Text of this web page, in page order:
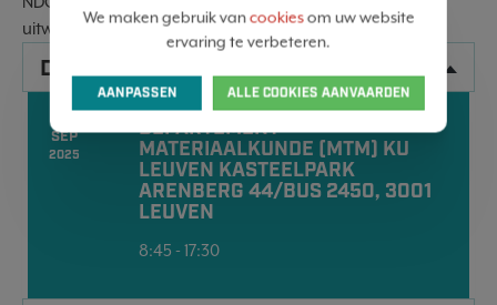
uitwisseling van expertise.
DATA
25
SEP
2025
DEPARTEMENT
MATERIAALKUNDE (MTM) KU
LEUVEN KASTEELPARK
ARENBERG 44/BUS 2450, 3001
LEUVEN
8:45 - 17:30
We maken gebruik vancookiesom uw website
ervaring te verbeteren.
AANPASSEN ALLE COOKIES AANVAARDEN